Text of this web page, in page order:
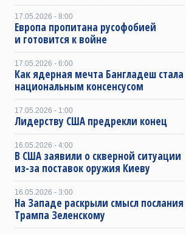
17.05.2026 - 8:00
Европа пропитана русофобией
и готовится к войне
17.05.2026 - 6:00
Как ядерная мечта Бангладеш стала
национальным консенсусом
17.05.2026 - 1:00
Лидерству США предрекли конец
16.05.2026 - 4:00
В США заявили о скверной ситуации
из-за поставок оружия Киеву
16.05.2026 - 3:00
На Западе раскрыли смысл послания
Трампа Зеленскому